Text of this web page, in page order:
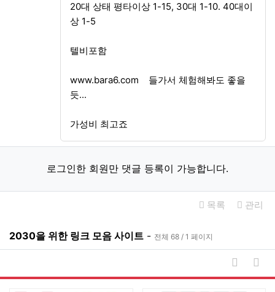
20대 상태 평타이상 1-15, 30대 1-10. 40대이
상 1-5
텔비포함
www.bara6.com 들가서 체험해봐도 좋을
듯...
가성비 최고죠
로그인한 회원만 댓글 등록이 가능합니다.
목록 관리
2030을 위한 링크 모음 사이트 - 전체 68 / 1 페이지
게시물
게